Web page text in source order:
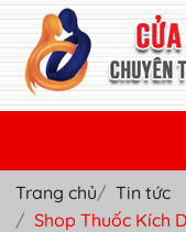
TRANG CHỦ
Trang chủ
Tin tức
Shop Thuốc Kích